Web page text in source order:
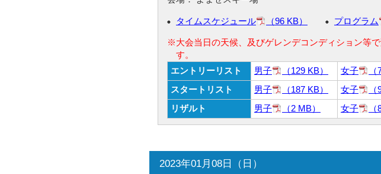
タイムスケジュール （96 KB） プログラム
※大会当日の天候、及びゲレンデコンディション等
す。
エントリーリスト
男子 （129 KB） 女子
スタートリスト
男子 （187 KB） 女子
リザルト
男子 （2 MB） 女子
2023年01月08日（日）